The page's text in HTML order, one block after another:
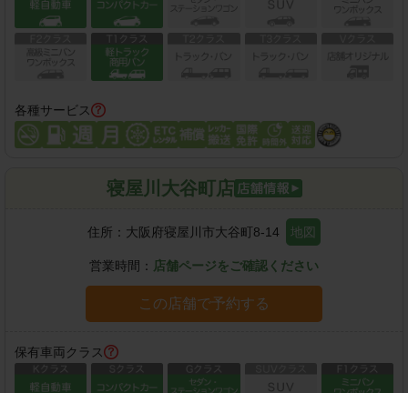
各種サービス
寝屋川大谷町店
住所： 大阪府寝屋川市大谷町8-14 地図
営業時間： 店舗ページをご確認ください
この店舗で予約する
保有車両クラス